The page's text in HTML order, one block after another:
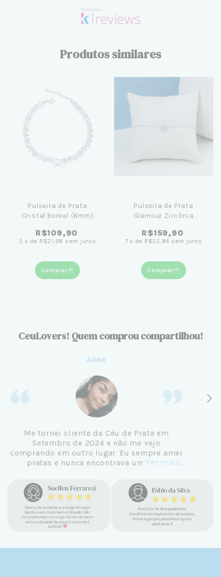
Produtos similares
Pulseira de Prata
Cristal Boreal (6mm)
R$109,90
5 x de R$21,98 sem juros
Comprar
Pulseira de Prata
Glamour Zircônia
R$159,90
7 x de R$22,84 sem juros
Comprar
CeuLovers! Quem comprou compartilhou!
Aline
Me tornei cliente da Céu de Prata em
Setembro de 2024 e não me vejo
comprando em outro lugar. Eu sempre amei
pratas e nunca encontrava uma loja
encontrar a Céu. Atendimento
personalizado, verdadeiras jóias prata 925,
mimos e brindes incríveis. Virei cliente fiel
e amo demais as pratas que são lindas, tem
um brilho incrível e preço super justo. Fora
Ver mais...